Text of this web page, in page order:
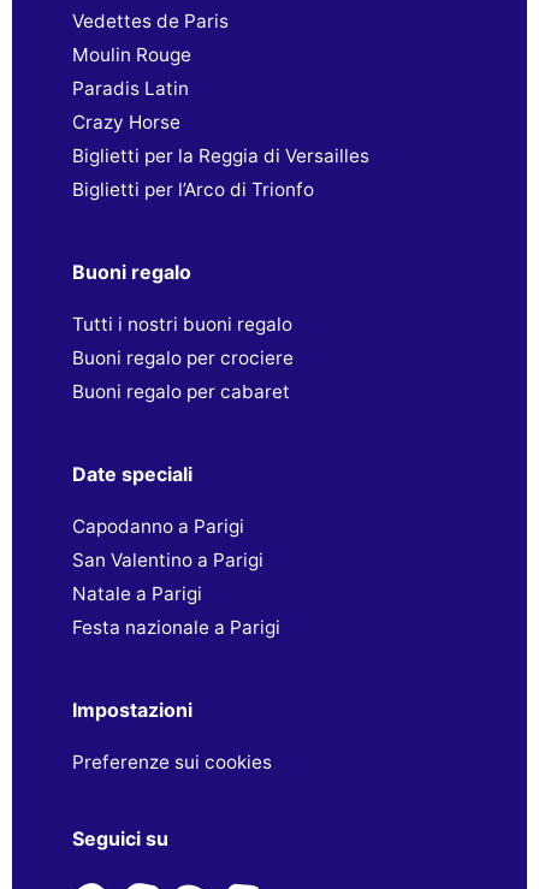
Vedettes de Paris
Moulin Rouge
Paradis Latin
Crazy Horse
Biglietti per la Reggia di Versailles
Biglietti per l’Arco di Trionfo
Buoni regalo
Tutti i nostri buoni regalo
Buoni regalo per crociere
Buoni regalo per cabaret
Date speciali
Capodanno a Parigi
San Valentino a Parigi
Natale a Parigi
Festa nazionale a Parigi
Impostazioni
Preferenze sui cookies
Seguici su